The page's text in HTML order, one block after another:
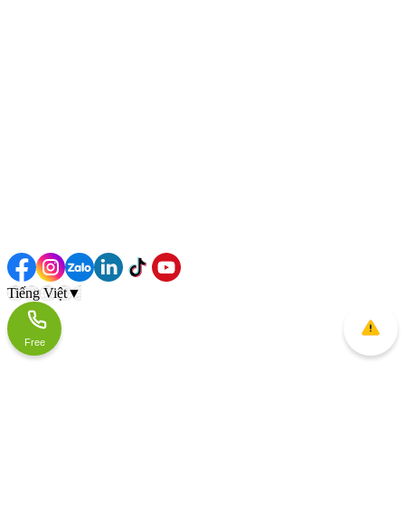
Tiếng Việt▼
Free